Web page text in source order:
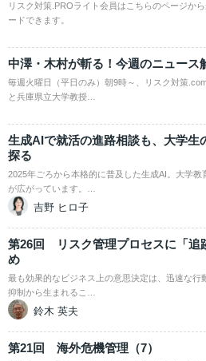
リスク対策.PROライト会員はこちらのページか
ードできます。
中澤・木村が斬る！今週のニュース
毎週火曜日（平日のみ）朝9時～、リスク対策
と兵庫県立大学教授…
生成AIで就活の進路相談も、大学生
探る
2025年ごろから本格的に普及した生成AI。大学教
が広がっています。…
吉野 ヒロ子
第26回 リスク管理プロセスに「追
め
最も効果的なビジネス上の意思決定は、迅速な行
抑制から生まれるこ…
鈴木 英夫
第21回 海外危機管理（7）